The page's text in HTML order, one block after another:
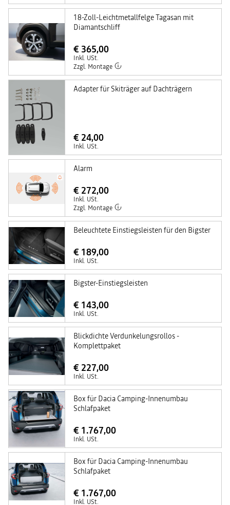
18-Zoll-Leichtmetallfelge Tagasan mit
Diamantschliff
€ 365,00
Inkl. USt.
Zzgl. Montage
Adapter für Skiträger auf Dachträgern
€ 24,00
Inkl. USt.
Alarm
€ 272,00
Inkl. USt.
Zzgl. Montage
Beleuchtete Einstiegsleisten für den Bigster
€ 189,00
Inkl. USt.
Bigster-Einstiegsleisten
€ 143,00
Inkl. USt.
Blickdichte Verdunkelungsrollos -
Komplettpaket
€ 227,00
Inkl. USt.
Box für Dacia Camping-Innenumbau
Schlafpaket
€ 1.767,00
Inkl. USt.
Box für Dacia Camping-Innenumbau
Schlafpaket
€ 1.767,00
Inkl. USt.